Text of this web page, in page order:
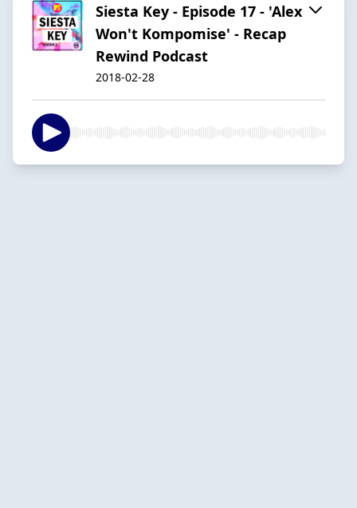
Siesta Key - Episode 17 - 'Alex
Won't Kompomise' - Recap
Rewind Podcast
2018-02-28